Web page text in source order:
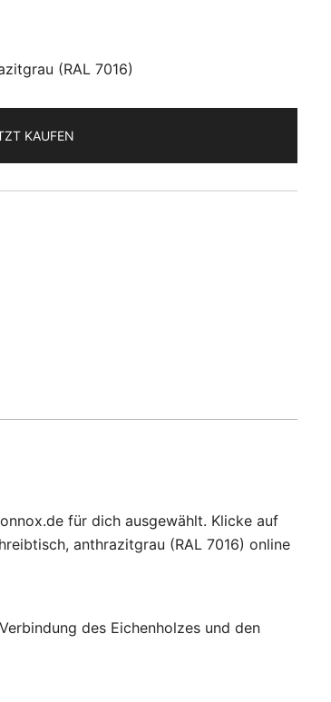
(RAL 7016)
KAUFEN
für dich ausgewählt. Klicke auf
anthrazitgrau (RAL 7016) online
des Eichenholzes und den